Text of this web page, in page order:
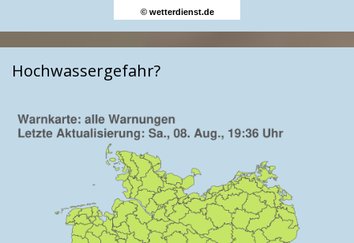
© wetterdienst.de
Hochwassergefahr?